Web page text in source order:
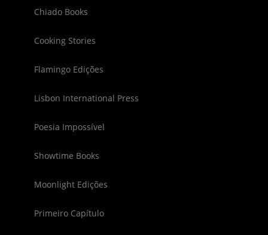
Chiado Books
Cooking Stories
Flamingo Edições
Lisbon International Press
Poesia Impossível
Showtime Books
Moonlight Edições
Primeiro Capítulo